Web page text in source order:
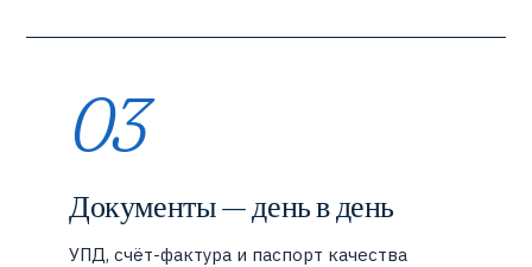
03
Документы — день в день
УПД, счёт-фактура и паспорт качества